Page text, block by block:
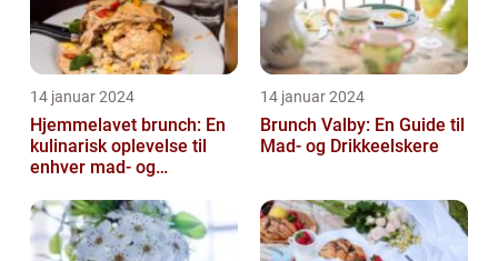
14 januar 2024
Hjemmelavet brunch: En
kulinarisk oplevelse til
enhver mad- og
14 januar 2024
Brunch Valby: En Guide til
Mad- og Drikkeelskere